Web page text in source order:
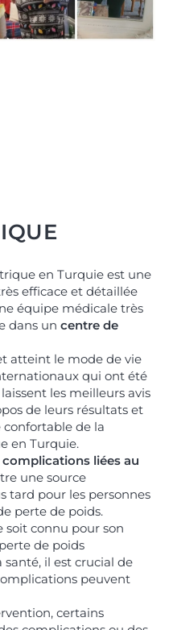
en Turquie est une
efficace et détaillée
équipe médicale très
dans un centre de
atteint le mode de vie
qui ont été
les meilleurs avis
de leurs résultats et
de la
en Turquie.
complications liées au
une source
tard pour les personnes
perte de poids.
soit connu pour son
de poids
il est crucial de
peuvent
certains